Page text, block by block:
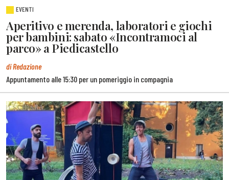
EVENTI
Aperitivo e merenda, laboratori e giochi
per bambini: sabato «Incontramoci al
parco» a Piedicastello
di Redazione
Appuntamento alle 15:30 per un pomeriggio in compagnia